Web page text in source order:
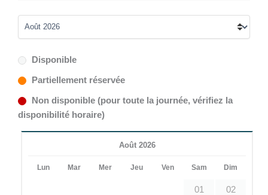
Disponible
Partiellement réservée
Non disponible (pour toute la journée, vérifiez la
disponibilité horaire)
Août 2026
Lun Mar Mer Jeu Ven Sam Dim
01 02